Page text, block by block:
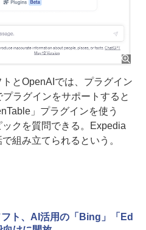
とOpenAIでは、プラグイン
ラグインをサポートすると
」プラグインを使う
クを質問できる。Expedia
組み立てられるという。
ト、AI活用の「Bing」「Ed